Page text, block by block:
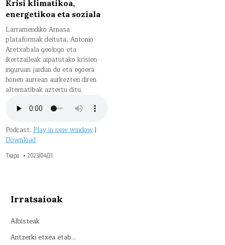
Krisi klimatikoa,
energetikoa eta soziala
Larramendiko Arnasa
plataformak deituta, Antonio
Aretxabala geologo eta
ikertzaileak aipatutako krisien
inguruan jardun du eta egoera
honen aurrean aurkezten diren
alternatibak aztertu ditu.
Podcast:Play in new window|
Download
Txapa 2023/04/21
Irratsaioak
Albisteak
Antzerki etxea etab…